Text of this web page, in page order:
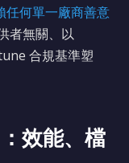
任何單一廠商善意
無關、以
合規基準塑
效能、檔